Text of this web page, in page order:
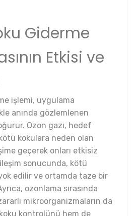
Giderme
Etkisi ve
işlemi, uygulama
anında gözlemlenen
Ozon gazı, hedef
kokulara neden olan
geçerek onları etkisiz
sonucunda, kötü
edilir ve ortamda taze bir
ozonlama sırasında
mikroorganizmaların da
kontrolünü hem de